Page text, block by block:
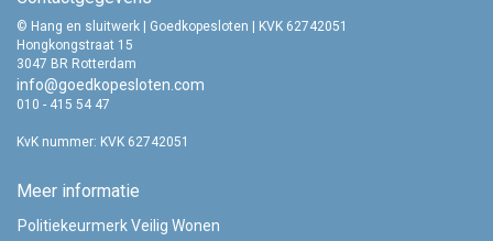
© Hang en sluitwerk | Goedkopesloten | KVK 62742051
Hongkongstraat 15
3047 BR Rotterdam
info@goedkopesloten.com
010 - 415 54 47
KvK nummer: KVK 62742051
Meer informatie
Politiekeurmerk Veilig Wonen